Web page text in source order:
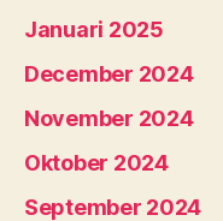
Januari 2025
December 2024
November 2024
Oktober 2024
September 2024